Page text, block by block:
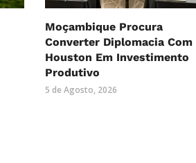
Moçambique Procura
Converter Diplomacia Com
Houston Em Investimento
Produtivo
5 de Agosto, 2026